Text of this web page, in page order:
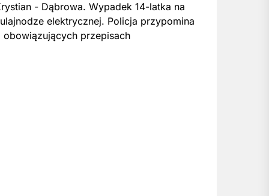
- Dąbrowa. Wypadek 14-latka na
elektrycznej. Policja przypomina
obowiązujących przepisach